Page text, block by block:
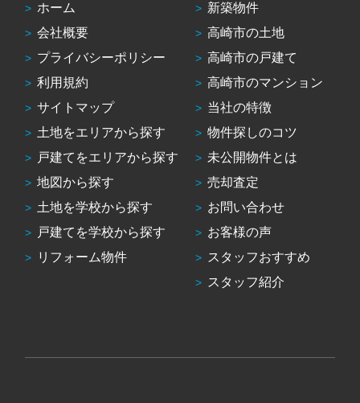
ホーム
会社概要
プライバシーポリシー
利用規約
サイトマップ
土地をエリアから探す
戸建てをエリアから探す
地図から探す
土地を学校から探す
戸建てを学校から探す
リフォーム物件
新築物件
高崎市の土地
高崎市の戸建て
高崎市のマンション
当社の特徴
物件探しのコツ
未公開物件とは
売却査定
お問い合わせ
お客様の声
スタッフおすすめ
スタッフ紹介